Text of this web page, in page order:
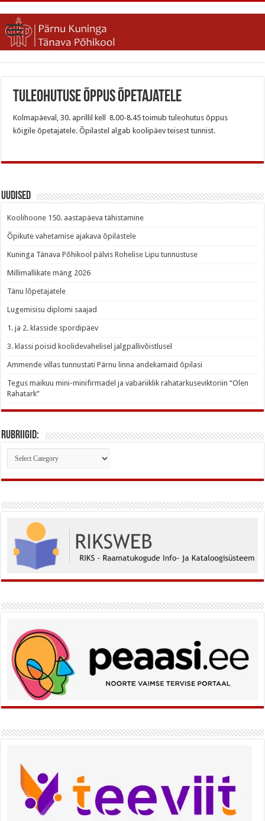
Tuleohutuse õppus õpetajatele
Kolmapäeval, 30. aprillil kell 8.00-8.45 toimub tuleohutus õppus
kõigile õpetajatele. Õpilastel algab koolipäev teisest tunnist.
Uudised
Koolihoone 150. aastapäeva tähistamine
Õpikute vahetamise ajakava õpilastele
Kuninga Tänava Põhikool pälvis Rohelise Lipu tunnustuse
Millimallikate mäng 2026
Tänu lõpetajatele
Lugemisisu diplomi saajad
1. ja 2. klasside spordipäev
3. klassi poisid koolidevahelisel jalgpallivõistlusel
Ammende villas tunnustati Pärnu linna andekamaid õpilasi
Tegus maikuu mini-minifirmadel ja vabariiklik rahatarkuseviktoriin “Olen
Rahatark”
Rubriigid:
Rubriigid: